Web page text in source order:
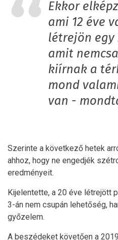
Ekkor
ami 12 éve
létrejön egy
amit
kiírnak a
mond
van -
Szerinte a következő hetek
ahhoz, hogy ne engedjék
eredményeit.
Kijelentette, a 20 éve létrejött
3-án nem csupán lehetőség,
győzelem.
A beszédeket követően a